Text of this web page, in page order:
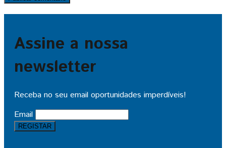
Assine a nossa
newsletter
Receba no seu email oportunidades imperdíveis!
Email